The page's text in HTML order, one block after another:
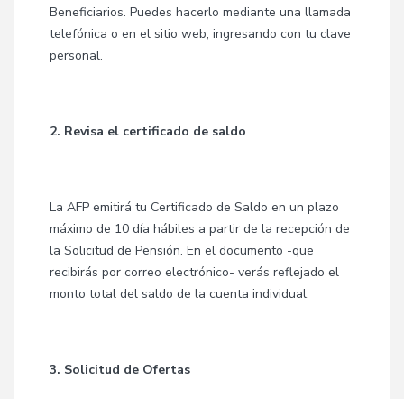
Beneficiarios. Puedes hacerlo mediante una llamada
telefónica o en el sitio web, ingresando con tu clave
personal.
2. Revisa el certificado de saldo
La AFP emitirá tu Certificado de Saldo en un plazo
máximo de 10 día hábiles a partir de la recepción de
la Solicitud de Pensión. En el documento -que
recibirás por correo electrónico- verás reflejado el
monto total del saldo de la cuenta individual.
3. Solicitud de Ofertas